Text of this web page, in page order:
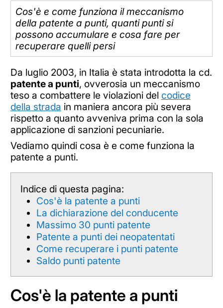
Cos'è e come funziona il meccanismo
della patente a punti, quanti punti si
possono accumulare e cosa fare per
recuperare quelli persi
Da luglio 2003, in Italia è stata introdotta la cd.
patente a punti, ovverosia un meccanismo
teso a combattere le violazioni del codice
della strada in maniera ancora più severa
rispetto a quanto avveniva prima con la sola
applicazione di sanzioni pecuniarie.
Vediamo quindi cosa è e come funziona la
patente a punti.
Indice di questa pagina:
Cos'è la patente a punti
La dichiarazione del conducente
Massimo 30 punti patente
Patente a punti dei neopatentati
Come recuperare i punti patente
Saldo punti patente
Cos'è la patente a punti